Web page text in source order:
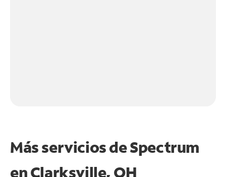
Más servicios de Spectrum
enClarksville, OH